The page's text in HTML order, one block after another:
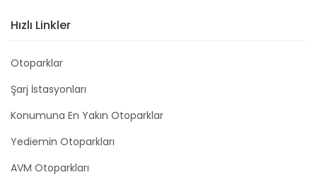
Hızlı Linkler
Otoparklar
Şarj İstasyonları
Konumuna En Yakın Otoparklar
Yediemin Otoparkları
AVM Otoparkları